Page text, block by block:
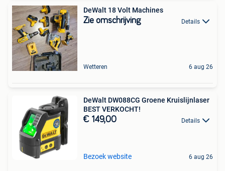
DeWalt 18 Volt Machines
Zie omschrijving Details
Wetteren 6 aug 26
DeWalt DW088CG Groene Kruislijnlaser
BEST VERKOCHT!
€ 149,00 Details
Bezoek website 6 aug 26